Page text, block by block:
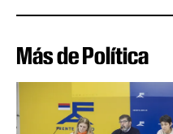
Más de Política